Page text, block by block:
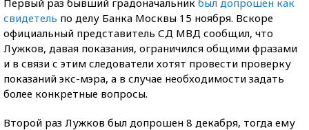
Первый раз бывший градоначальник был допрошен как
свидетель по делу Банка Москвы 15 ноября. Вскоре
официальный представитель СД МВД сообщил, что
Лужков, давая показания, ограничился общими фразами
и в связи с этим следователи хотят провести проверку
показаний экс-мэра, а в случае необходимости задать
более конкретные вопросы.
Второй раз Лужков был допрошен 8 декабря, тогда ему